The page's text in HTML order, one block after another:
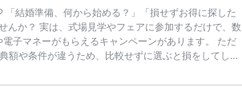
結婚準備、何から始める？」「損せずお得に探した
んか？ 実は、式場見学やフェアに参加するだけで、数
子マネーがもらえるキャンペーンがあります。 ただ
額や条件が違うため、比較せずに選ぶと損をしてしま
グを公開！ 比較サイト：プラコレ、ゼクシィ、ハナユ